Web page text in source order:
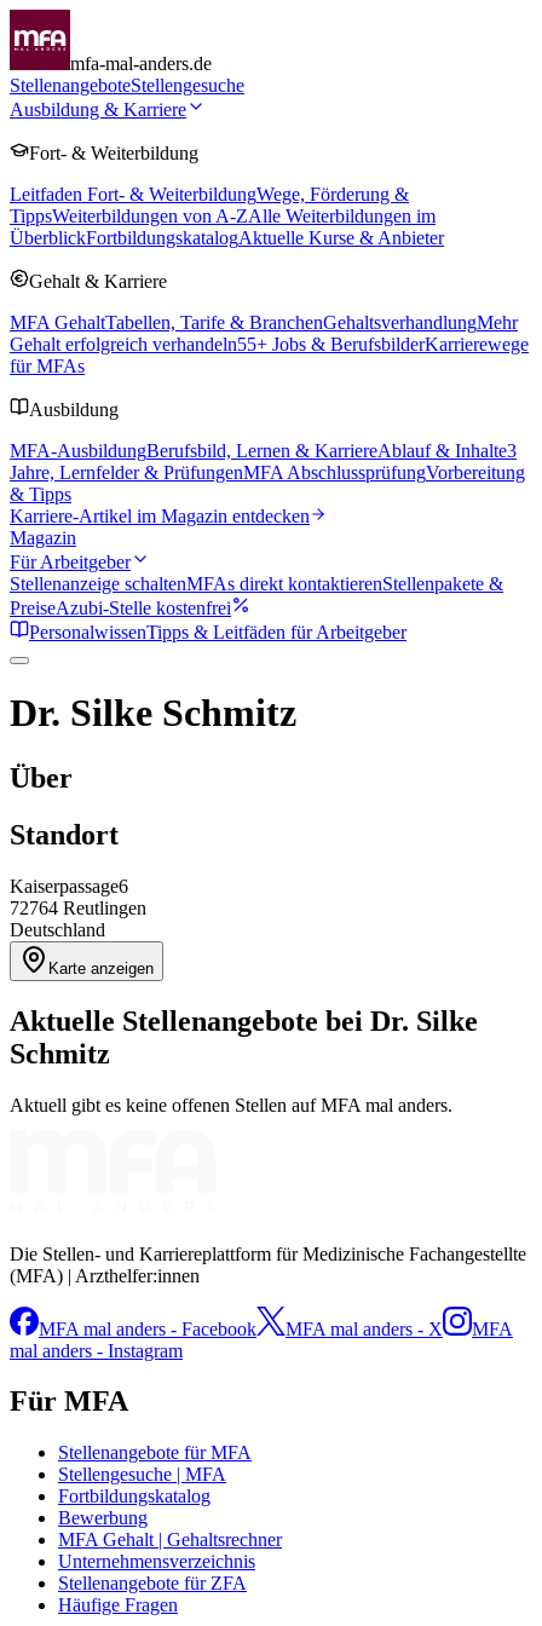
mfa-mal-anders.de
StellenangeboteStellengesuche
Ausbildung & Karriere
Fort- & Weiterbildung
Leitfaden Fort- & WeiterbildungWege, Förderung &
TippsWeiterbildungen von A-ZAlle Weiterbildungen im
ÜberblickFortbildungskatalogAktuelle Kurse & Anbieter
Gehalt & Karriere
MFA GehaltTabellen, Tarife & BranchenGehaltsverhandlungMehr
Gehalt erfolgreich verhandeln55+ Jobs & BerufsbilderKarrierewege
für MFAs
Ausbildung
MFA-AusbildungBerufsbild, Lernen & KarriereAblauf & Inhalte3
Jahre, Lernfelder & PrüfungenMFA AbschlussprüfungVorbereitung
& Tipps
Karriere-Artikel im Magazin entdecken
Magazin
Für Arbeitgeber
Stellenanzeige schaltenMFAs direkt kontaktierenStellenpakete &
PreiseAzubi-Stelle kostenfrei
PersonalwissenTipps & Leitfäden für Arbeitgeber
Dr. Silke Schmitz
Über
Standort
Kaiserpassage6
72764 Reutlingen
Deutschland
Karte anzeigen
Aktuelle Stellenangebote bei Dr. Silke
Schmitz
Aktuell gibt es keine offenen Stellen auf MFA mal anders.
Die Stellen- und Karriereplattform für Medizinische Fachangestellte
(MFA) | Arzthelfer:innen
MFA mal anders - Facebook MFA mal anders - X
MFA
mal anders - Instagram
Für MFA
Stellenangebote für MFA
Stellengesuche | MFA
Fortbildungskatalog
Bewerbung
MFA Gehalt | Gehaltsrechner
Unternehmensverzeichnis
Stellenangebote für ZFA
Häufige Fragen